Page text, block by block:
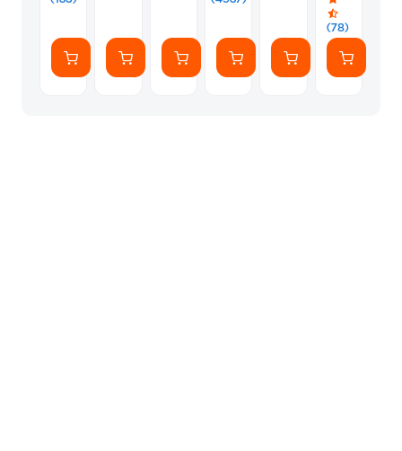
Clear
-
Vibrant
Ombre
Liquid
Glitter
Case
Peek
(78)